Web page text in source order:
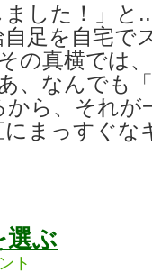
ました！」
自足を自宅で
の真横では
、なんでも
から、それが
にまっすぐ
選ぶ
ト